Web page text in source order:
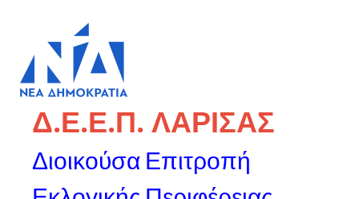
Δ.Ε.Ε.Π. ΛΑΡΙΣΑΣ
Διοικούσα Επιτροπή